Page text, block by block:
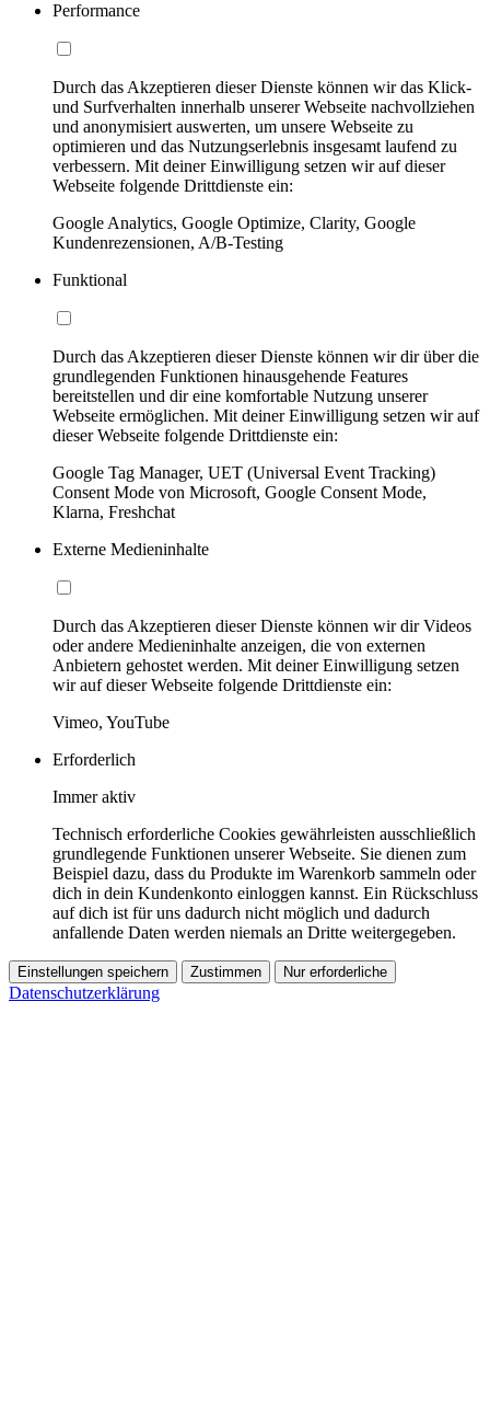
Performance
Durch das Akzeptieren dieser Dienste können wir das Klick-
und Surfverhalten innerhalb unserer Webseite nachvollziehen
und anonymisiert auswerten, um unsere Webseite zu
optimieren und das Nutzungserlebnis insgesamt laufend zu
verbessern. Mit deiner Einwilligung setzen wir auf dieser
Webseite folgende Drittdienste ein:
Google Analytics, Google Optimize, Clarity, Google
Kundenrezensionen, A/B-Testing
Funktional
Durch das Akzeptieren dieser Dienste können wir dir über die
grundlegenden Funktionen hinausgehende Features
bereitstellen und dir eine komfortable Nutzung unserer
Webseite ermöglichen. Mit deiner Einwilligung setzen wir auf
dieser Webseite folgende Drittdienste ein:
Google Tag Manager, UET (Universal Event Tracking)
Consent Mode von Microsoft, Google Consent Mode,
Klarna, Freshchat
Externe Medieninhalte
Durch das Akzeptieren dieser Dienste können wir dir Videos
oder andere Medieninhalte anzeigen, die von externen
Anbietern gehostet werden. Mit deiner Einwilligung setzen
wir auf dieser Webseite folgende Drittdienste ein:
Vimeo, YouTube
Erforderlich
Immer aktiv
Technisch erforderliche Cookies gewährleisten ausschließlich
grundlegende Funktionen unserer Webseite. Sie dienen zum
Beispiel dazu, dass du Produkte im Warenkorb sammeln oder
dich in dein Kundenkonto einloggen kannst. Ein Rückschluss
auf dich ist für uns dadurch nicht möglich und dadurch
anfallende Daten werden niemals an Dritte weitergegeben.
Einstellungen speichern Zustimmen Nur erforderliche
Datenschutzerklärung